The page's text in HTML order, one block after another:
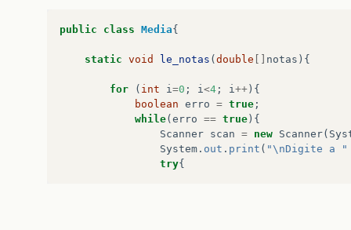
public class Media{
static void le_notas ( double notas ){
for ( int i=0 ; i<4 ; i++ ){
boolean erro = true ;
while( erro == true ){
Scanner scan = new Scanner(
System . out . print ( "\nDigite a "
try{